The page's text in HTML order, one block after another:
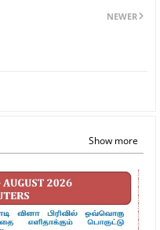
NEWER
Show more